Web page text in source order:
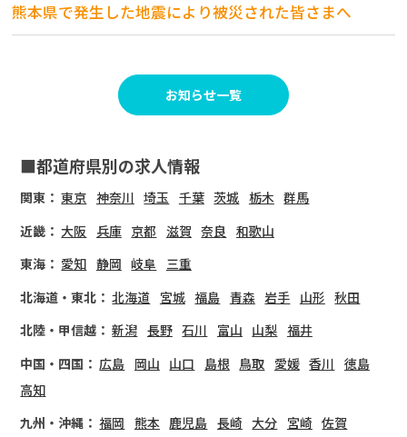
熊本県で発生した地震により被災された皆さまへ
お知らせ一覧
■都道府県別の求人情報
関東： 東京 神奈川 埼玉 千葉 茨城 栃木 群馬
近畿： 大阪 兵庫 京都 滋賀 奈良 和歌山
東海： 愛知 静岡 岐阜
三重
北海道・東北： 北海道 宮城 福島 青森 岩手 山形 秋田
北陸・甲信越： 新潟 長野 石川 富山 山梨 福井
中国・四国： 広島 岡山 山口 島根 鳥取 愛媛 香川 徳島
高知
九州・沖縄： 福岡 熊本 鹿児島 長崎 大分 宮崎 佐賀